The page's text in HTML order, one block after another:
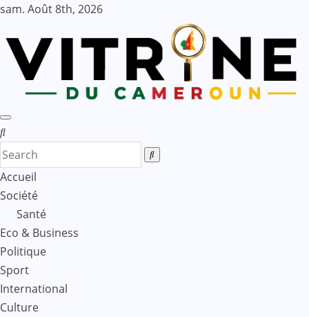
Skip
content
sam. Août 8th, 2026
Accueil
Société
Santé
Eco & Business
Politique
Sport
International
Culture